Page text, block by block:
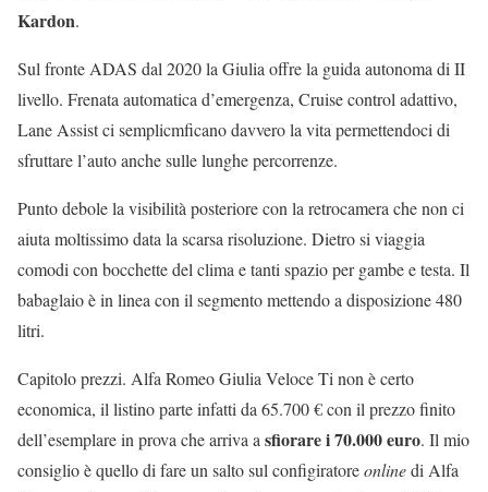
Kardon.
Sul fronte ADAS dal 2020 la Giulia offre la guida autonoma di II
livello. Frenata automatica d’emergenza, Cruise control adattivo,
Lane Assist ci semplicmficano davvero la vita permettendoci di
sfruttare l’auto anche sulle lunghe percorrenze.
Punto debole la visibilità posteriore con la retrocamera che non ci
aiuta moltissimo data la scarsa risoluzione. Dietro si viaggia
comodi con bocchette del clima e tanti spazio per gambe e testa. Il
babaglaio è in linea con il segmento mettendo a disposizione 480
litri.
Capitolo prezzi. Alfa Romeo Giulia Veloce Ti non è certo
economica, il listino parte infatti da 65.700 € con il prezzo finito
dell’esemplare in prova che arriva a sfiorare i 70.000 euro. Il mio
consiglio è quello di fare un salto sul configiratoreonlinedi Alfa